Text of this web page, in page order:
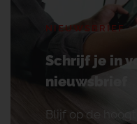
NIEUWSBRIEF
Schrijf je in
nieuwsbrief
Blijf op de